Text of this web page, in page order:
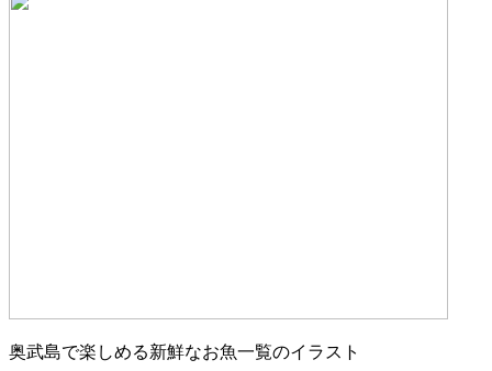
奥武島で楽しめる新鮮なお魚一覧のイラスト